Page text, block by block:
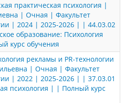
практическая психология |
| Очная | Факультет
| 2024 | 2025-2026 | | 44.03.02
образование: Психология
курс обучения
рекламы и PR-технологии
| Очная | Факультет
| 2022 | 2025-2026 | | 37.03.01
психология | | Полный курс